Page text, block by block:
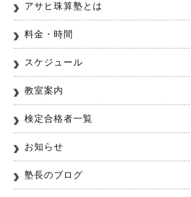
アサヒ珠算塾とは
料金・時間
スケジュール
教室案内
検定合格者一覧
お知らせ
塾長のブログ